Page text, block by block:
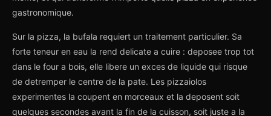
gastronomique.
Sur la pizza, la bufala requiert un traitement particulier. Sa
forte teneur en eau la rend delicate a cuire : deposee trop tot
dans le four a bois, elle libere un exces de liquide qui risque
de detremper le centre de la pate. Les pizzaiolos
experimentes la coupent en morceaux et la deposent soit
quelques secondes avant la fin de la cuisson, soit juste a la